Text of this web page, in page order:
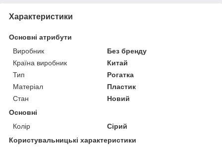
Характеристики
Основні атрибути
Виробник
Без бренду
Країна виробник
Китай
Тип
Рогатка
Матеріал
Пластик
Стан
Новий
Основні
Колір
Сірий
Користувальницькі характеристики